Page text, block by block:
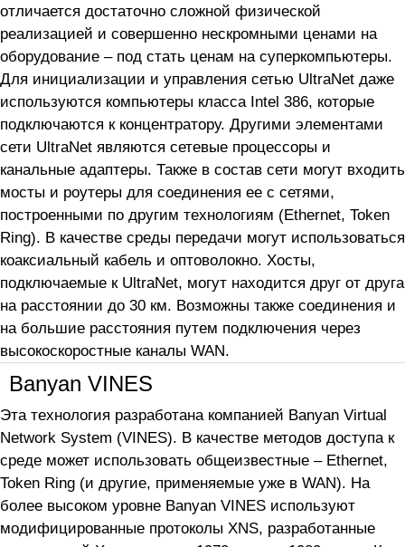
отличается достаточно сложной физической
реализацией и совершенно нескромными ценами на
оборудование – под стать ценам на суперкомпьютеры.
Для инициализации и управления сетью UltraNet даже
используются компьютеры класса Intel 386, которые
подключаются к концентратору. Другими элементами
сети UltraNet являются сетевые процессоры и
канальные адаптеры. Также в состав сети могут входить
мосты и роутеры для соединения ее с сетями,
построенными по другим технологиям (Ethernet, Token
Ring). В качестве среды передачи могут использоваться
коаксиальный кабель и оптоволокно. Хосты,
подключаемые к UltraNet, могут находится друг от друга
на расстоянии до 30 км. Возможны также соединения и
на большие расстояния путем подключения через
высокоскоростные каналы WAN.
Banyan VINES
Эта технология разработана компанией Banyan Virtual
Network System (VINES). В качестве методов доступа к
среде может использовать общеизвестные – Ethernet,
Token Ring (и другие, применяемые уже в WAN). На
более высоком уровне Banyan VINES используют
модифицированные протоколы XNS, разработанные